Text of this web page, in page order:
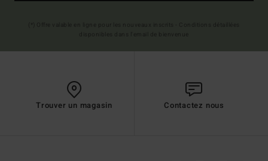
Trouver un magasin Contactez nous